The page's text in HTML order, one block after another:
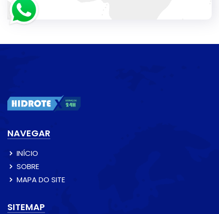
NAVEGAR
INÍCIO
SOBRE
MAPA DO SITE
SITEMAP